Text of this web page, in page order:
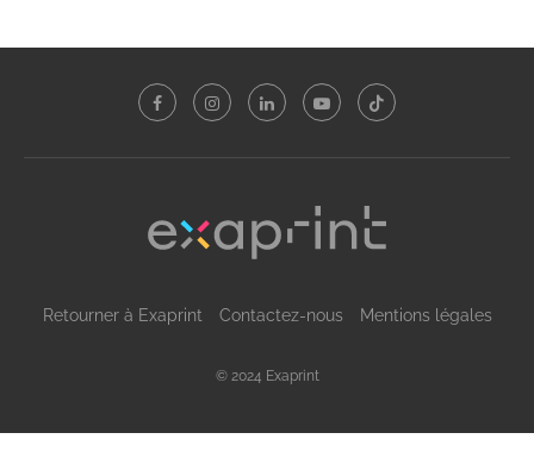
Retourner à Exaprint Contactez-nous Mentions légales
© 2024 Exaprint